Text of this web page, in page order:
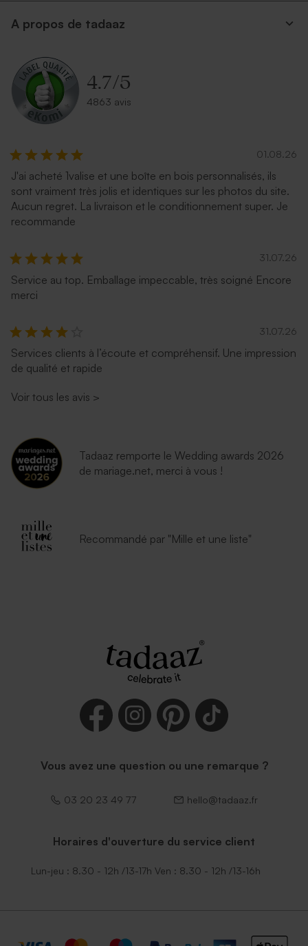
A propos de tadaaz
4.7/5
4863 avis
01.08.26
J'ai acheté 1valise et une boîte en bois personnalisés, ils
sont vraiment très jolis et identiques sur les photos du site.
Aucun regret. La livraison et le conditionnement super. Je
recommande
31.07.26
Service au top. Emballage impeccable, très soigné Encore
merci
31.07.26
Services clients à l’écoute et compréhensif. Une impression
de qualité et rapide
Voir tous les avis >
Tadaaz remporte le Wedding awards 2026
de mariage.net, merci à vous !
Recommandé par "Mille et une liste"
Vous avez une question ou une remarque ?
03 20 23 49 77 hello@tadaaz.fr
Horaires d'ouverture du service client
Lun-jeu : 8.30 - 12h /13-17h Ven : 8.30 - 12h /13-16h